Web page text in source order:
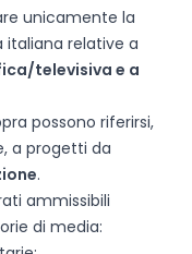
unicamente la
italiana relative a
televisiva e a
possono riferirsi,
a progetti da
.
ammissibili
di media: